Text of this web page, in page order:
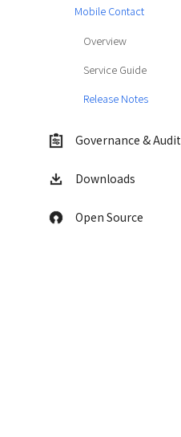
Mobile Contact
Overview
Service Guide
Release Notes
Governance & Audit
Downloads
Open Source